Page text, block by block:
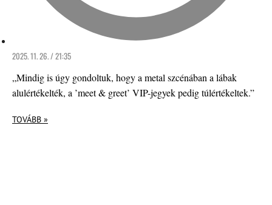
2025. 11. 26. / 21:35
„Mindig is úgy gondoltuk, hogy a metal szcénában a lábak
alulértékelték, a ’meet & greet’ VIP-jegyek pedig túlértékeltek.”
TOVÁBB »